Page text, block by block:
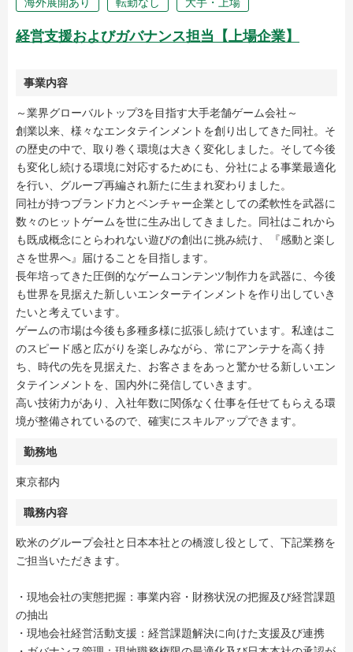
経営支援およびガバナンス担当【上場企業】
事業内容
～業界グローバルトップ3を目指す大手老舗ゲーム会社～
創業以来、様々なエンタテインメントを創り出してきた同社。そ
の歴史の中で、取り巻く環境は大きく変化しました。そして今後
も変化し続ける環境に対応するためにも、分社による事業最適化
を行い、グループ再編され新たに生まれ変わりました。
同社が持つブランド力とベンチャー企業としての柔軟性を武器に
数々のヒットゲームを世に生み出してきました。同社はこれから
も既成概念にとらわれない遊びの創出に挑み続け、『感動と楽し
さを世界へ』届けることを目指します。
長年培ってきた圧倒的なゲームコンテンツ制作力を武器に、今後
も世界を見据えた新しいエンターテインメントを作り出していき
たいと考えています。
ゲームの市場は今後も多種多様に拡張し続けています。私達はこ
のスピード感と広がりを楽しみながら、常にアンテナを高く持
ち、時代の先を見据えた、お客さまをあっと驚かせる新しいエン
タテインメントを、国内外に発信していきます。
高い技術力があり、入社年数に関係なく仕事を任せてもらえる環
境が整備されているので、確実にスキルアップできます。
勤務地
東京都内
職務内容
欧米のグループ会社と日本本社との橋渡し役として、下記業務を
ご担当いただきます。
・現地会社の実態把握：事業内容・財務状況の把握及び経営課題
の抽出
・現地会社経営活動支援：経営課題解決に向けた支援及び連携